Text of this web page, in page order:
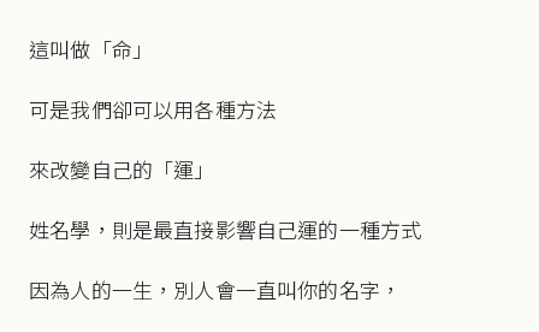
這叫做「命」
可是我們卻可以用各種方法
來改變自己的「運」
姓名學，則是最直接影響自己運的一種方式
因為人的一生，別人會一直叫你的名字，